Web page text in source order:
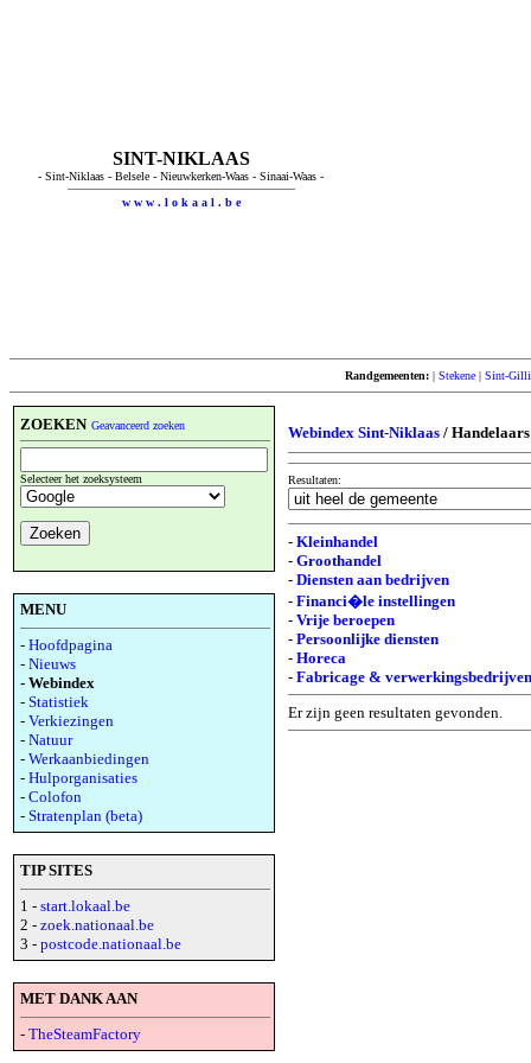
SINT-NIKLAAS
- Sint-Niklaas - Belsele - Nieuwkerken-Waas - Sinaai-Waas -
w w w . l o k a a l . b e
Randgemeenten: | Stekene | Sint-
ZOEKEN Geavanceerd zoeken
Selecteer het zoeksysteem
MENU
- Hoofdpagina
- Nieuws
- Webindex
- Statistiek
- Verkiezingen
- Natuur
- Werkaanbiedingen
- Hulporganisaties
- Colofon
- Stratenplan (beta)
TIP SITES
1 - start.lokaal.be
2 - zoek.nationaal.be
3 - postcode.nationaal.be
MET DANK AAN
- TheSteamFactory
Webindex Sint-Niklaas / Handelaars
Resultaten:
- Kleinhandel
- Groothandel
- Diensten aan bedrijven
- Financi�le instellingen
- Vrije beroepen
- Persoonlijke diensten
- Horeca
- Fabricage & verwerkingsbedrijven
Er zijn geen resultaten gevonden.